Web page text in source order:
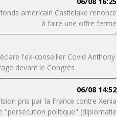
fonds américain Castlelake renonce
à faire une offre ferme
l'ex-conseiller Covid Anthony
devant le Congrès
06/08 14:52
pris par la France contre Xenia
"persécution politique" (diplomatie